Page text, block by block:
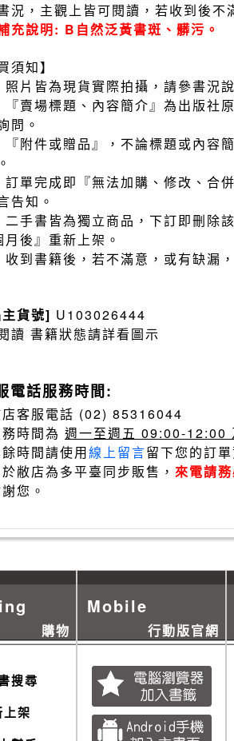
況，主觀上皆可閱讀，若收到後不
充說明: B自然泛黃書斑、髒污。
須知】
照片皆為現貨實際拍攝，請參書況
『賣場標題、內容簡介』為出版社
問。
『附件或贈品』，不論標題或內容
訂單完成即『無法加購、修改、合
告知。
二手書皆為獨立商品，下訂即刪除
後』重新上架。
收到書籍後，若不滿意，或有缺漏
貨號] U103026444
讀 書籍狀態請詳看圖示
電話服務時間:
客服電話 (02) 85316044
時間為 週一至週五 09:00-12:00
時間請使用線上留言留下您的訂
敝店為多平臺同步販售， 來電請
您。
購物
搜尋
架
Mobile
行動版官網